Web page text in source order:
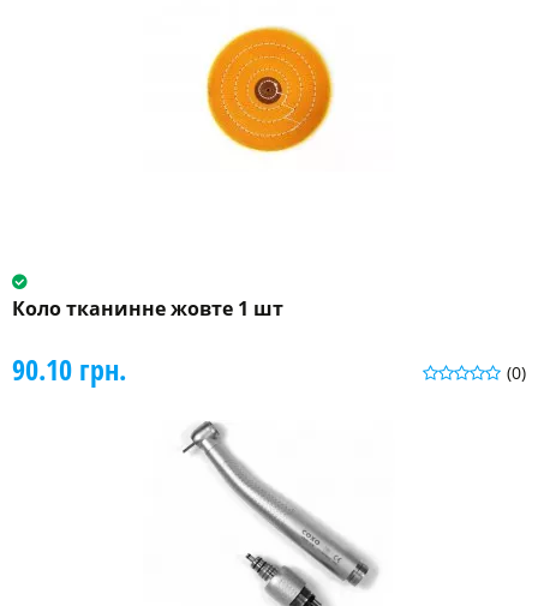
Коло тканинне жовте 1 шт
(0)
90.10 грн.